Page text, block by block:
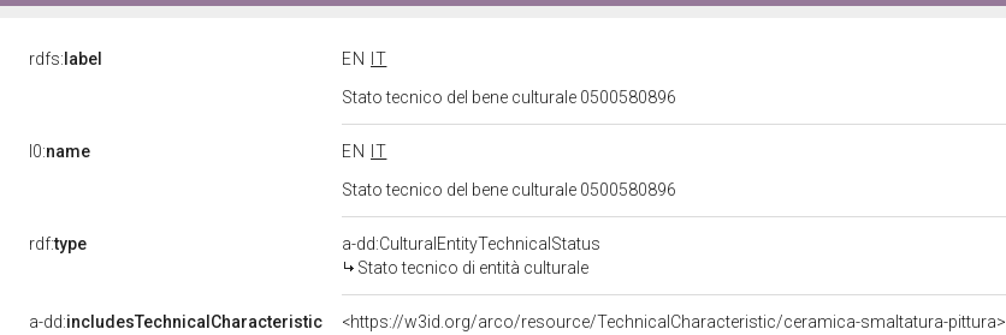
rdfs: label EN
IT
Stato tecnico del bene culturale 0500580896
l0:name EN
IT
Stato tecnico del bene culturale 0500580896
rdf:type
a-dd:CulturalEntityTechnicalStatus
Stato tecnico di entità culturale
a-dd:includesTechnicalCharacteristic
<https://w3id.org/arco/resource/TechnicalCharacteristic/ceramica-smaltatura-pittura>